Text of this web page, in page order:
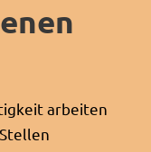
arbeiten